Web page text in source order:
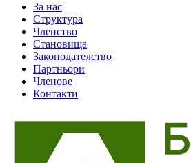
За нас
Структура
Членство
Становища
Законодателство
Партньори
Членове
Контакти